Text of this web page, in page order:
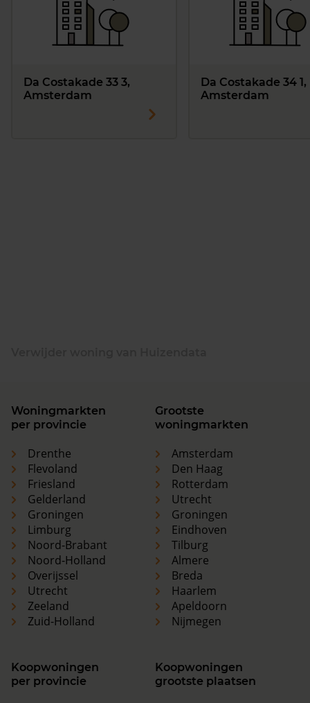
Da Costakade 33 3,
Amsterdam
Da Costakade 34 1,
Amsterdam
Woningmarkten
per provincie
Drenthe
Flevoland
Friesland
Gelderland
Groningen
Limburg
Noord-Brabant
Noord-Holland
Overijssel
Utrecht
Zeeland
Zuid-Holland
Grootste
woningmarkten
Amsterdam
Den Haag
Rotterdam
Utrecht
Groningen
Eindhoven
Tilburg
Almere
Breda
Haarlem
Apeldoorn
Nijmegen
Koopwoningen
per provincie
Koopwoningen
grootste plaatsen